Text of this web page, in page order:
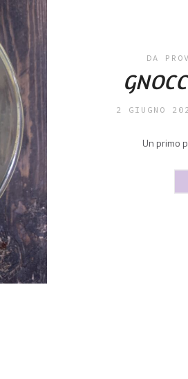
DA
2 GIUGNO
Un primo